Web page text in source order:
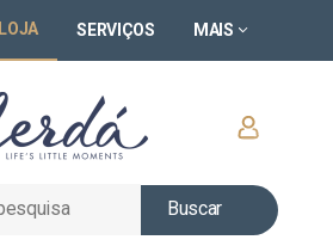
LOJA SERVIÇOS MAIS
Buscar